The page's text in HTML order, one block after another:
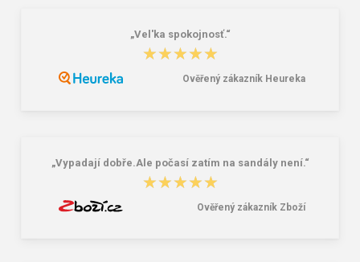
„Vel'ka spokojnosť.“
★★★★★
★★★★★
Ověřený zákazník Heureka
„Vypadají dobře.Ale počasí zatím na sandály není.“
★★★★★
★★★★★
Ověřený zákazník Zboží